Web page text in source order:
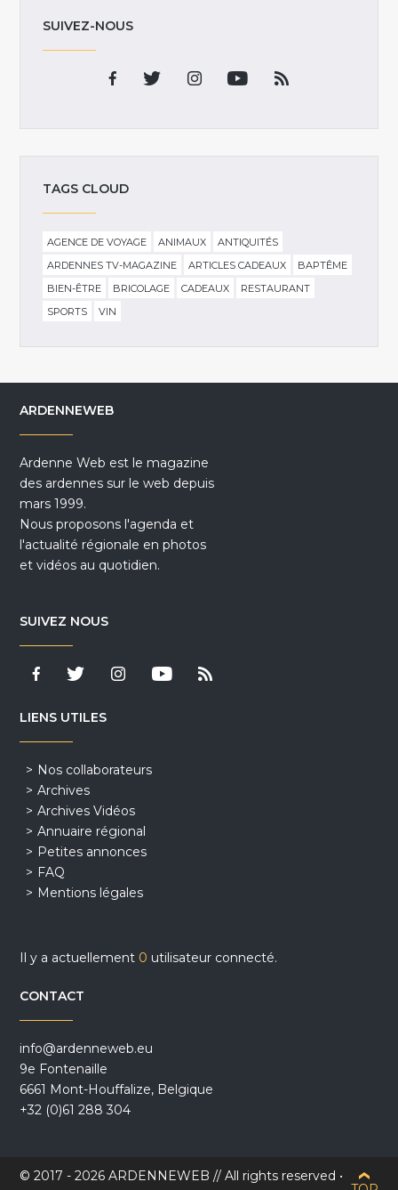
SUIVEZ-NOUS
TAGS CLOUD
AGENCE DE VOYAGE ANIMAUX
ANTIQUITÉS
ARDENNES TV-MAGAZINE
ARTICLES CADEAUX
BAPTÊME
BIEN-ÊTRE
BRICOLAGE CADEAUX
RESTAURANT
SPORTS
VIN
ARDENNEWEB
Ardenne Web est le magazine
des ardennes sur le web depuis
mars 1999.
Nous proposons l'agenda et
l'actualité régionale en photos
et vidéos au quotidien.
SUIVEZ NOUS
LIENS UTILES
Nos collaborateurs
Archives
Archives Vidéos
Annuaire régional
Petites annonces
FAQ
Mentions légales
Il y a actuellement 0 utilisateur connecté.
CONTACT
info@ardenneweb.eu
9e Fontenaille
6661 Mont-Houffalize, Belgique
+32 (0)61 288 304
© 2017 - 2026 ARDENNEWEB // All rights reserved •